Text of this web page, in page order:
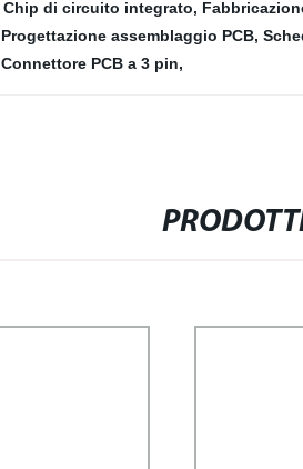
Chip di circuito integrato,
Progettazione assemblaggio PCB,
Connettore PCB a 3 pin,